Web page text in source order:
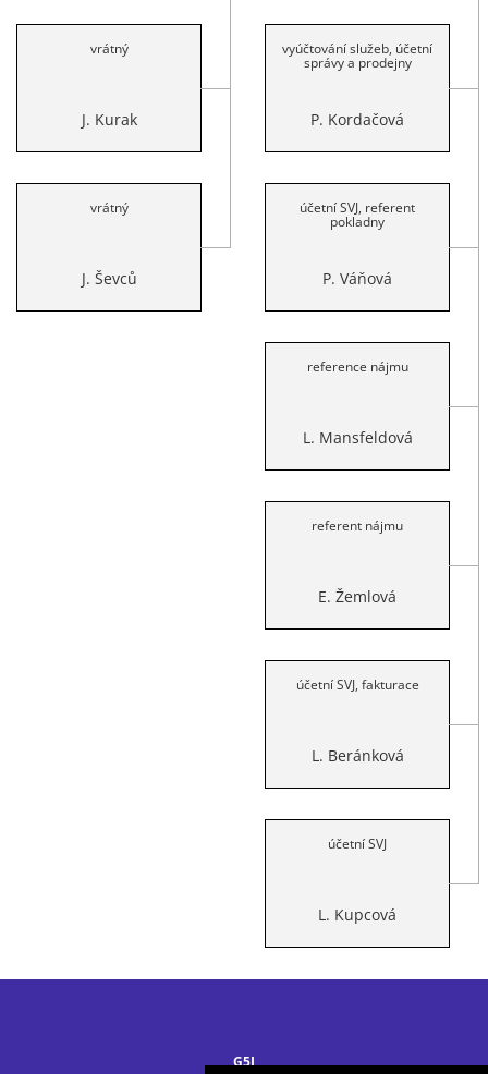
vrátný
J. Kurak
vrátný
J. Ševců
vyúčtování služeb, účetní
správy a prodejny
P. Kordačová
účetní SVJ, referent
pokladny
P. Váňová
reference nájmu
L. Mansfeldová
referent nájmu
E. Žemlová
účetní SVJ, fakturace
L. Beránková
účetní SVJ
L. Kupcová
G5I